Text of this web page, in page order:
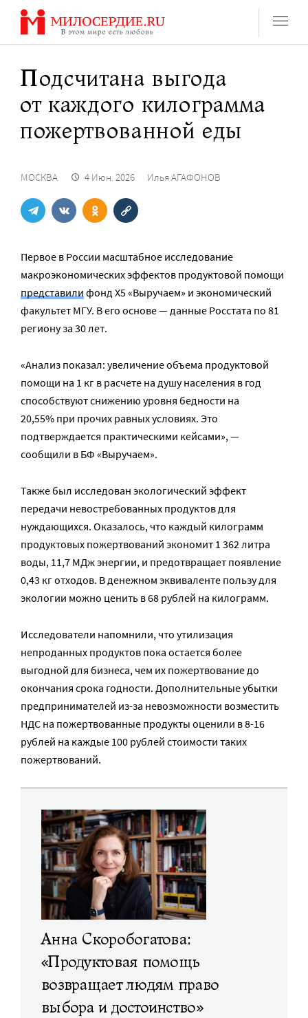
Перейти
содержанию
Подсчитана выгода
от каждого килограмма
пожертвованной еды
МОСКВА 4 Июн. 2026 Илья АГАФОНОВ
Первое в России масштабное исследование
макроэкономических эффектов продуктовой помощи
представилифонд Х5 «Выручаем» и экономический
факультет МГУ. В его основе — данные Росстата по 81
региону за 30 лет.
«Анализ показал: увеличение объема продуктовой
помощи на 1 кг в расчете на душу населения в год
способствуют снижению уровня бедности на
20,55% при прочих равных условиях. Это
подтверждается практическими кейсами», —
сообщили в БФ «Выручаем».
Также был исследован экологический эффект
передачи невостребованных продуктов для
нуждающихся. Оказалось, что каждый килограмм
продуктовых пожертвований экономит 1 362 литра
воды, 11,7 МДж энергии, и предотвращает появление
0,43 кг отходов. В денежном эквиваленте пользу для
экологии можно ценить в 68 рублей на килограмм.
Исследователи напомнили, что утилизация
непроданных продуктов пока остается более
выгодной для бизнеса, чем их пожертвование до
окончания срока годности. Дополнительные убытки
предпринимателей из-за невозможности возместить
НДС на пожертвованные продукты оценили в 8-16
рублей на каждые 100 рублей стоимости таких
пожертвований.
Анна Скоробогатова:
«Продуктовая помощь
возвращает людям право
выбора и достоинство»